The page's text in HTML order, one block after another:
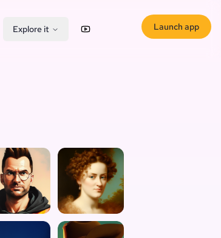
Explore it YouTube X (Twitter)
Launch app